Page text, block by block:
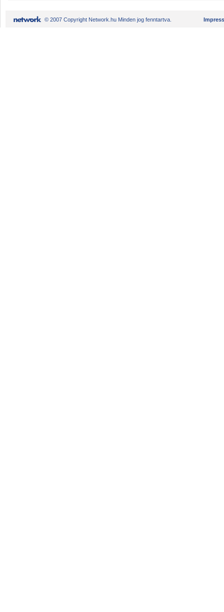
© 2007 Copyright Network.hu Minden jog fenntartva.